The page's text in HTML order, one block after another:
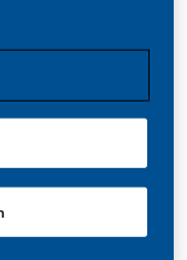
auf
die Zahl
zum
im Jahr